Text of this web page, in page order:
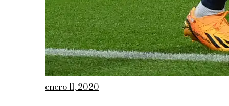
enero 11, 2020